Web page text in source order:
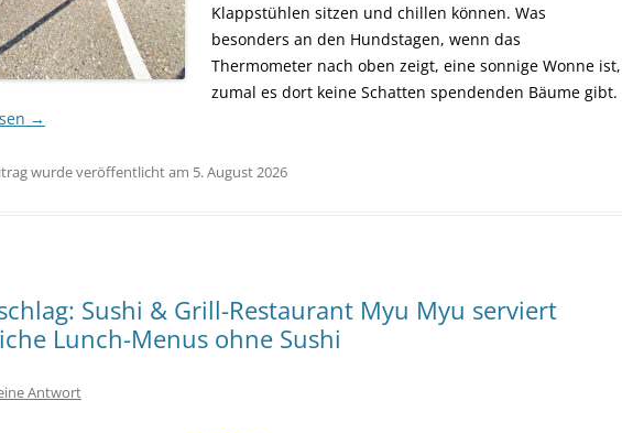
Klappstühlen sitzen und chillen können. Was
besonders an den Hundstagen, wenn das
Thermometer nach oben zeigt, eine sonnige Wonne ist,
zumal es dort keine Schatten spendenden Bäume gibt.
→
wurde veröffentlicht am 5. August 2026
Sushi & Grill-Restaurant Myu Myu serviert
Lunch-Menus ohne Sushi
Antwort